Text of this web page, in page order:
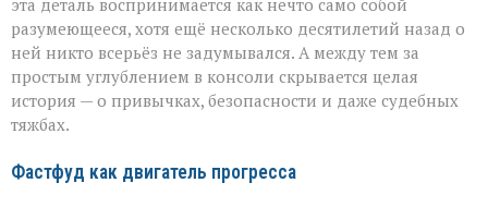
разумеющееся, хотя ещё несколько десятилетий назад о
ней никто всерьёз не задумывался. А между тем за
простым углублением в консоли скрывается целая
история — о привычках, безопасности и даже судебных
тяжбах.
Фастфуд как двигатель прогресса